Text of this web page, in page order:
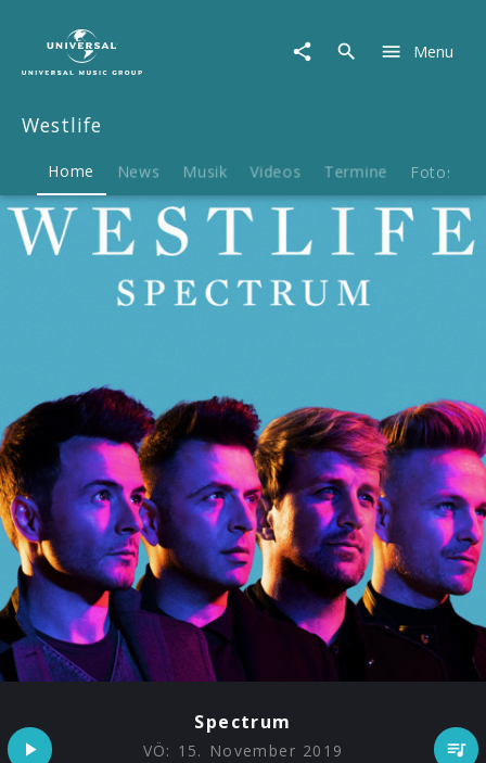
Menu
Westlife
Home News Musik Videos Termine Fotos
Spectrum
VÖ: 15. November 2019